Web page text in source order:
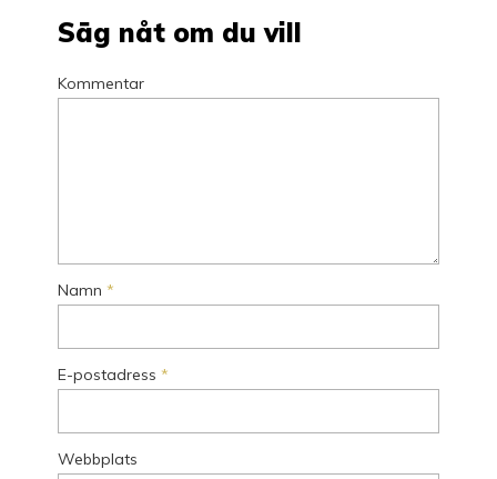
Säg nåt om du vill
Kommentar
Namn *
E-postadress *
Webbplats